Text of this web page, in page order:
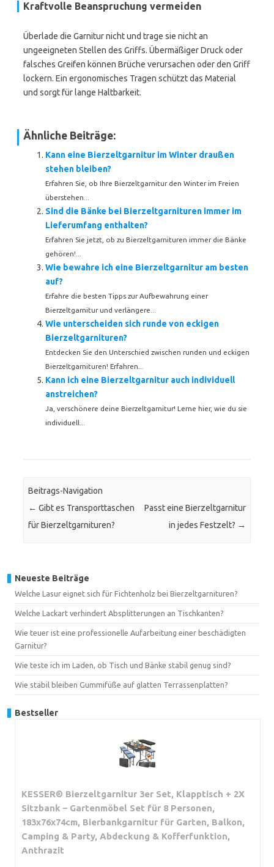
Kraftvolle Beanspruchung vermeiden
Überlade die Garnitur nicht und trage sie nicht an
ungeeigneten Stellen des Griffs. Übermäßiger Druck oder
falsches Greifen können Brüche verursachen oder den Griff
lockern. Ein ergonomisches Tragen schützt das Material
und sorgt für lange Haltbarkeit.
Ähnliche Beiträge:
Kann eine Bierzeltgarnitur im Winter draußen
stehen bleiben?
Erfahren Sie, ob Ihre Bierzeltgarnitur den Winter im Freien
überstehen...
Sind die Bänke bei Bierzeltgarnituren immer im
Lieferumfang enthalten?
Erfahren Sie jetzt, ob zu Bierzeltgarnituren immer die Bänke
gehören!...
Wie bewahre ich eine Bierzeltgarnitur am besten
auf?
Erfahre die besten Tipps zur Aufbewahrung einer
Bierzeltgarnitur und verlängere...
Wie unterscheiden sich runde von eckigen
Bierzeltgarnituren?
Entdecken Sie den Unterschied zwischen runden und eckigen
Bierzeltgarnituren! Erfahren...
Kann ich eine Bierzeltgarnitur auch individuell
anstreichen?
Ja, verschönere deine Bierzeltgarnitur! Lerne hier, wie du sie
individuell...
Beitrags-Navigation
← Gibt es Transporttaschen
für Bierzeltgarnituren?
Passt eine Bierzeltgarnitur
in jedes Festzelt? →
Neueste Beiträge
Welche Lasur eignet sich für Fichtenholz bei Bierzeltgarnituren?
Welche Lackart verhindert Absplitterungen an Tischkanten?
Wie teuer ist eine professionelle Aufarbeitung einer beschädigten
Garnitur?
Wie teste ich im Laden, ob Tisch und Bänke stabil genug sind?
Wie stabil bleiben Gummifüße auf glatten Terrassenplatten?
Bestseller
KESSER® Bierzeltgarnitur 3er Set, Klapptisch + 2X
Sitzbank – Gartenmöbel Set für 8 Personen,
183x76x74cm, Bierbankgarnitur für Garten, Balkon,
Camping & Party, Abdeckung & Kofferfunktion,
Anthrazit